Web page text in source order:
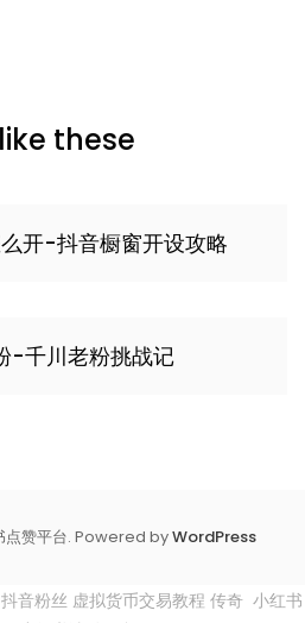
these
开-抖音橱窗开设攻略
-千川老粉挑战记
赞平台. Powered byWordPress
抖音粉丝 虚拟货币交易教程 传奇 小红书